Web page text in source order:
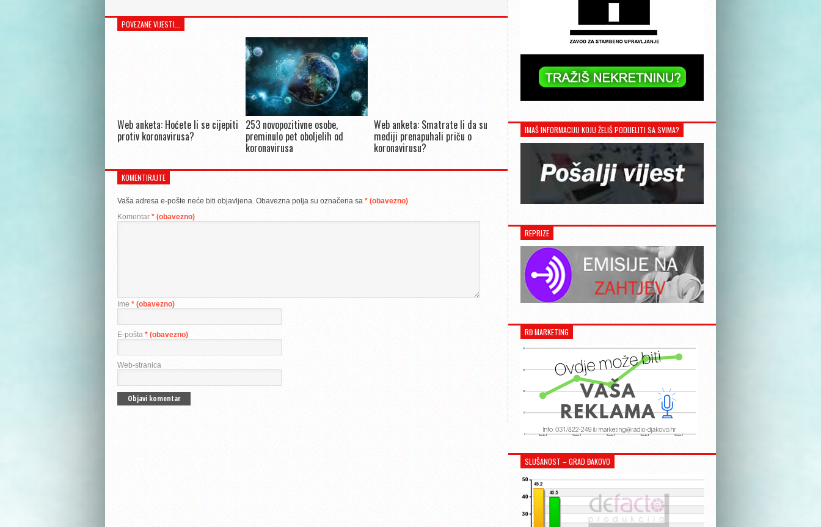
POVEZANE VIJESTI...
Web anketa: Hoćete li se cijepiti
protiv koronavirusa?
253 novopozitivne osobe,
preminulo pet oboljelih od
koronavirusa
Web anketa: Smatrate li da su
mediji prenapuhali priču o
koronavirusu?
KOMENTIRAJTE
Vaša adresa e-pošte neće biti objavljena. Obavezna polja su označena sa * (obavezno)
Komentar * (obavezno)
Ime * (obavezno)
E-pošta * (obavezno)
Web-stranica
IMAŠ INFORMACIJU KOJU ŽELIŠ PODIJELITI SA SVIMA?
REPRIZE
RĐ MARKETING
SLUŠANOST – GRAD ĐAKOVO